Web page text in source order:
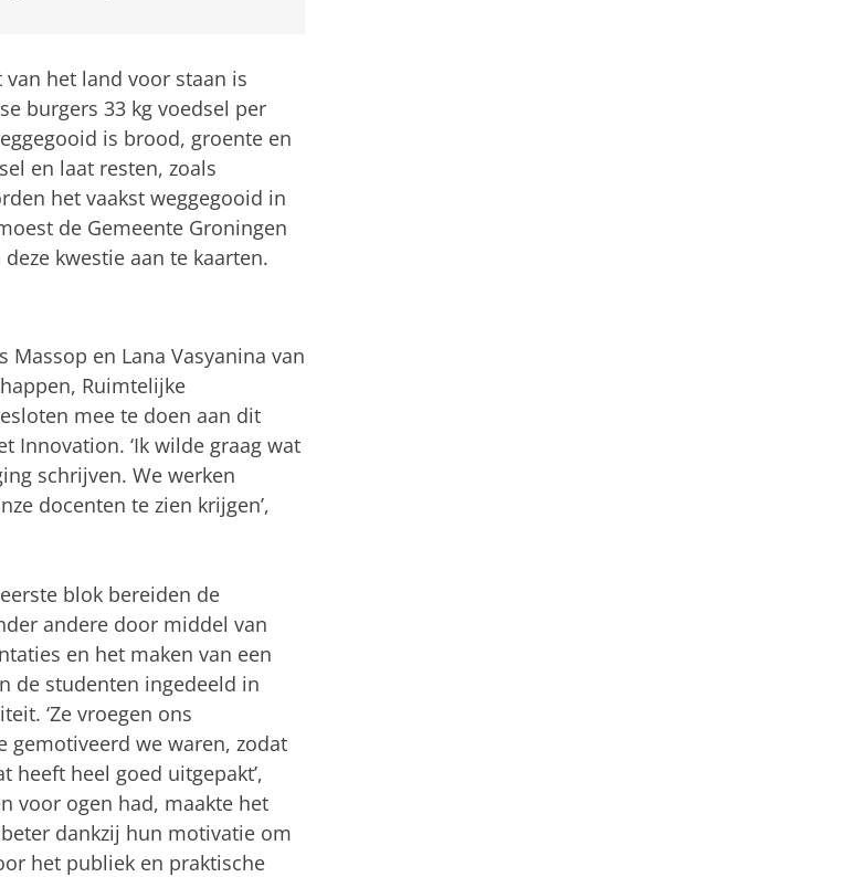
het land voor staan is
burgers 33 kg voedsel per
is brood, groente en
en laat resten, zoals
het vaakst weggegooid in
de Gemeente Groningen
kwestie aan te kaarten.
Massop en Lana Vasyanina van
Ruimtelijke
mee te doen aan dit
Innovation. ‘Ik wilde graag wat
schrijven. We werken
docenten te zien krijgen’,
blok bereiden de
andere door middel van
en het maken van een
de studenten ingedeeld in
‘Ze vroegen ons
gemotiveerd we waren, zodat
heeft heel goed uitgepakt’,
voor ogen had, maakte het
dankzij hun motivatie om
het publiek en praktische